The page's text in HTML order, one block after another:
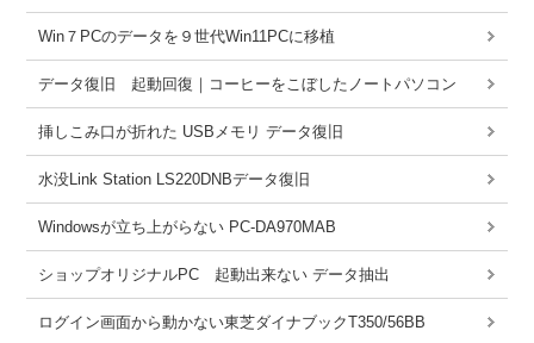
Win７PCのデータを９世代Win11PCに移植
データ復旧 起動回復｜コーヒーをこぼしたノートパソコン
挿しこみ口が折れた USBメモリ データ復旧
水没Link Station LS220DNBデータ復旧
Windowsが立ち上がらない PC-DA970MAB
ショップオリジナルPC 起動出来ない データ抽出
ログイン画面から動かない東芝ダイナブックT350/56BB